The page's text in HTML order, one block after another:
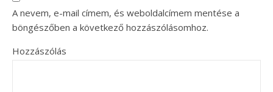
A nevem, e-mail címem, és weboldalcímem mentése a
böngészőben a következő hozzászólásomhoz.
Hozzászólás